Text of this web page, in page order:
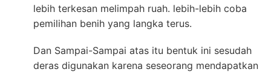
lebih terkesan melimpah ruah. lebih-lebih coba
pemilihan benih yang langka terus.
Dan Sampai-Sampai atas itu bentuk ini sesudah
deras digunakan karena seseorang mendapatkan